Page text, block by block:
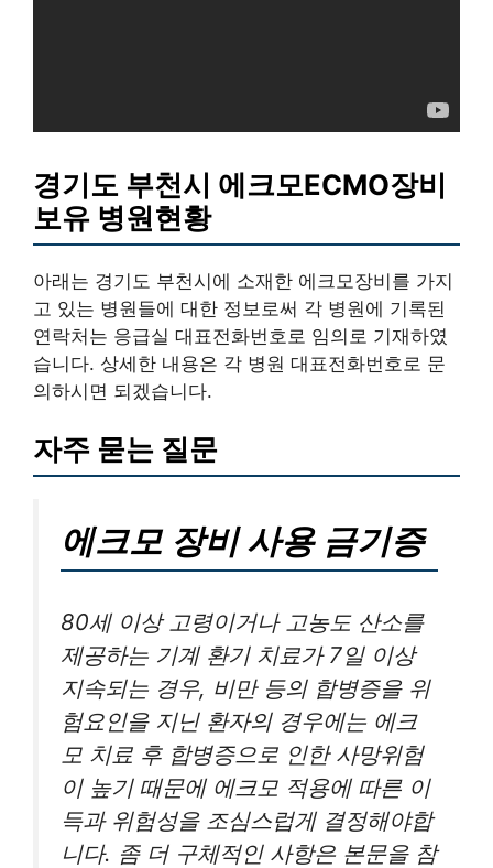
경기도 부천시 에크모ECMO장비
보유 병원현황
아래는 경기도 부천시에 소재한 에크모장비를 가지
고 있는 병원들에 대한 정보로써 각 병원에 기록된
연락처는 응급실 대표전화번호로 임의로 기재하였
습니다. 상세한 내용은 각 병원 대표전화번호로 문
의하시면 되겠습니다.
자주 묻는 질문
에크모 장비 사용 금기증
80세 이상 고령이거나 고농도 산소를
제공하는 기계 환기 치료가 7일 이상
지속되는 경우, 비만 등의 합병증을 위
험요인을 지닌 환자의 경우에는 에크
모 치료 후 합병증으로 인한 사망위험
이 높기 때문에 에크모 적용에 따른 이
득과 위험성을 조심스럽게 결정해야합
니다. 좀 더 구체적인 사항은 본문을 참